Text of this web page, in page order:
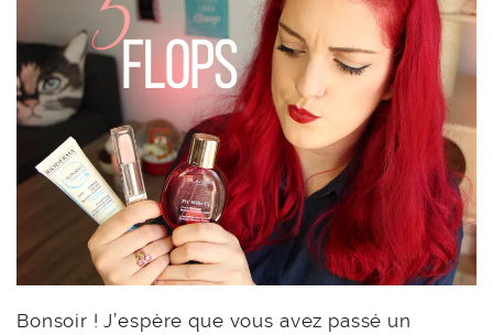
Bonsoir ! J’espère que vous avez passé un